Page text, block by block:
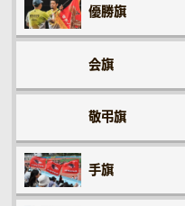
優勝旗
会旗
敬弔旗
手旗